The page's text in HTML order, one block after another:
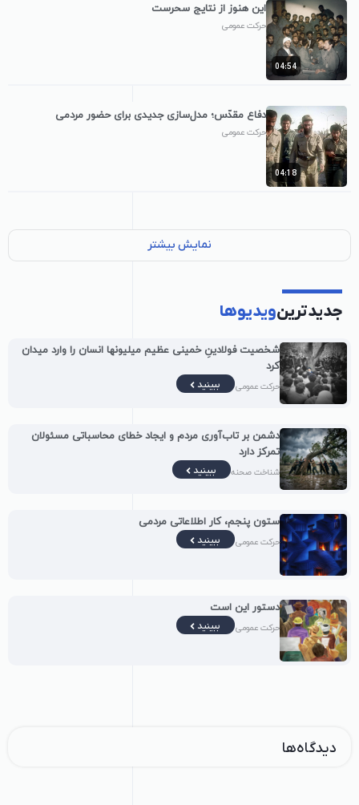
04:54
این هنوز از نتایج سحرست
حرکت عمومی
04:18
دفاع مقدّس؛ مدل‌سازی جدیدی برای حضور مردمی
حرکت عمومی
نمایش بیشتر
جدیدترینویدیوها
شخصیت فولادینِ خمینی عظیم میلیونها انسان را وارد میدان
کرد
حرکت عمومی ببینید
دشمن بر تاب‌آوری مردم و ایجاد خطای محاسباتی مسئولان
تمرکز دارد
شناخت صحنه ببینید
ستون پنجم، کار اطلاعاتی مردمی
حرکت عمومی ببینید
دستور این است
حرکت عمومی ببینید
دیدگاه‌ها